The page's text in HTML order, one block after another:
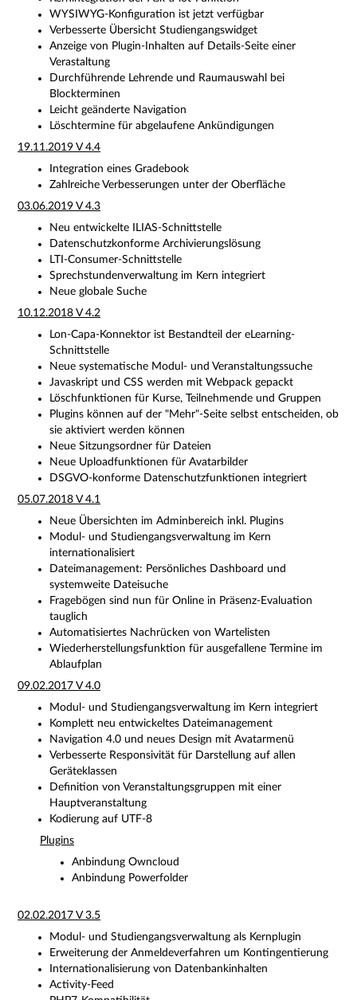
WYSIWYG-Konfiguration ist jetzt verfügbar
Verbesserte Übersicht Studiengangswidget
Anzeige von Plugin-Inhalten auf Details-Seite einer
Verastaltung
Durchführende Lehrende und Raumauswahl bei
Blockterminen
Leicht geänderte Navigation
Löschtermine für abgelaufene Ankündigungen
19.11.2019 V 4.4
Integration eines Gradebook
Zahlreiche Verbesserungen unter der Oberfläche
03.06.2019 V 4.3
Neu entwickelte ILIAS-Schnittstelle
Datenschutzkonforme Archivierungslösung
LTI-Consumer-Schnittstelle
Sprechstundenverwaltung im Kern integriert
Neue globale Suche
10.12.2018 V 4.2
Lon-Capa-Konnektor ist Bestandteil der eLearning-
Schnittstelle
Neue systematische Modul- und Veranstaltungssuche
Javaskript und CSS werden mit Webpack gepackt
Löschfunktionen für Kurse, Teilnehmende und Gruppen
Plugins können auf der "Mehr"-Seite selbst entscheiden, ob
sie aktiviert werden können
Neue Sitzungsordner für Dateien
Neue Uploadfunktionen für Avatarbilder
DSGVO-konforme Datenschutzfunktionen integriert
05.07.2018 V 4.1
Neue Übersichten im Adminbereich inkl. Plugins
Modul- und Studiengangsverwaltung im Kern
internationalisiert
Dateimanagement: Persönliches Dashboard und
systemweite Dateisuche
Fragebögen sind nun für Online in Präsenz-Evaluation
tauglich
Automatisiertes Nachrücken von Wartelisten
Wiederherstellungsfunktion für ausgefallene Termine im
Ablaufplan
09.02.2017 V 4.0
Modul- und Studiengangsverwaltung im Kern integriert
Komplett neu entwickeltes Dateimanagement
Navigation 4.0 und neues Design mit Avatarmenü
Verbesserte Responsivität für Darstellung auf allen
Geräteklassen
Definition von Veranstaltungsgruppen mit einer
Hauptveranstaltung
Kodierung auf UTF-8
Plugins
Anbindung Owncloud
Anbindung Powerfolder
02.02.2017 V 3.5
Modul- und Studiengangsverwaltung als Kernplugin
Erweiterung der Anmeldeverfahren um Kontingentierung
Internationalisierung von Datenbankinhalten
Activity-Feed